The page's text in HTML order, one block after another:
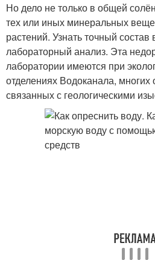
Но дело не только в общей
тех или иных минеральных
растений. Узнать точный
лабораторный анализ. Эта
лаборатории имеются при
отделениях Водоканала, многих
связанных с геологическими